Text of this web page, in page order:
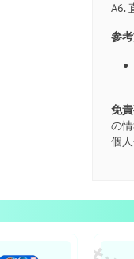
A6.
参
免
の
個